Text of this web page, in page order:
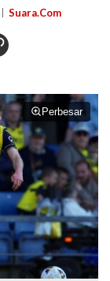
Suara.Com
Perbesar